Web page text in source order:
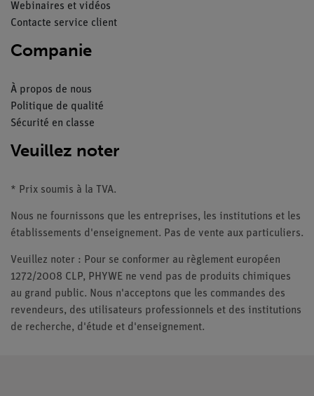
Webinaires et vidéos
Contacte service client
Companie
À propos de nous
Politique de qualité
Sécurité en classe
Veuillez noter
* Prix soumis à la TVA.
Nous ne fournissons que les entreprises, les institutions et les
établissements d'enseignement. Pas de vente aux particuliers.
Veuillez noter : Pour se conformer au règlement européen
1272/2008 CLP, PHYWE ne vend pas de produits chimiques
au grand public. Nous n'acceptons que les commandes des
revendeurs, des utilisateurs professionnels et des institutions
de recherche, d'étude et d'enseignement.